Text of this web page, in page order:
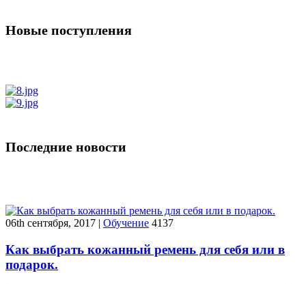
Новые поступления
Последние новости
06th сентября, 2017 | Обучение 4137
Как выбрать кожанный ремень для себя или в
подарок.